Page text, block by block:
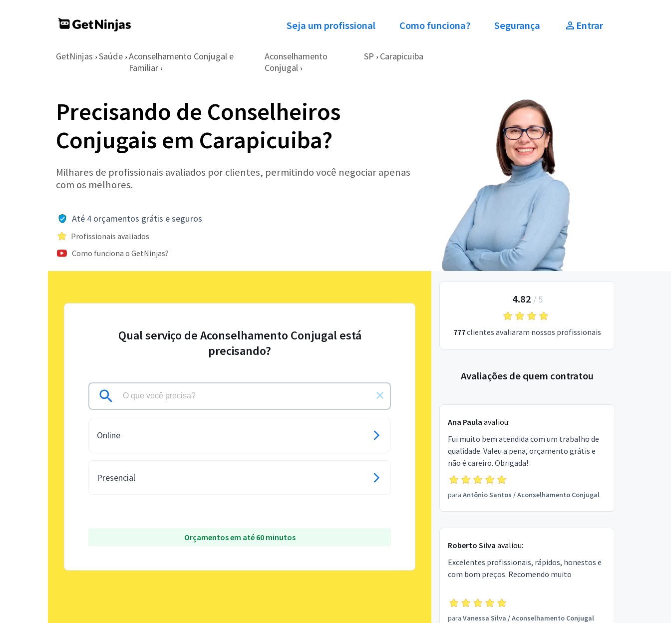
Seja um profissional Como funciona? Segurança Entrar
GetNinjas › Saúde › Aconselhamento Conjugal e
Familiar ›
Aconselhamento
Conjugal ›
SP › Carapicuiba
Precisando de Conselheiros
Conjugais em Carapicuiba?
Milhares de profissionais avaliados por clientes, permitindo você negociar apenas
com os melhores.
Até 4 orçamentos grátis e seguros
Profissionais avaliados
Como funciona o GetNinjas?
Qual serviço de Aconselhamento Conjugal está
precisando?
Online
Presencial
Orçamentos em até 60 minutos
4.82 / 5
777clientes avaliaram nossos profissionais
Avaliações de quem contratou
Ana Paula avaliou:
Fui muito bem atendida com um trabalho de
qualidade. Valeu a pena, orçamento grátis e
não é careiro. Obrigada!
para Antônio Santos /Aconselhamento Conjugal
Roberto Silva avaliou:
Excelentes profissionais, rápidos, honestos e
com bom preços. Recomendo muito
para Vanessa Silva /Aconselhamento Conjugal